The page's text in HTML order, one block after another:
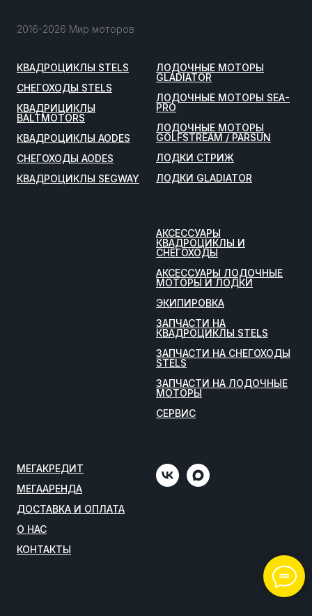
2016-2026 Мир моторов
КВАДРОЦИКЛЫ STELS
СНЕГОХОДЫ STELS
КВАДРИЦИКЛЫ
BALTMOTORS
КВАДРОЦИКЛЫ AODES
СНЕГОХОДЫ AODES
КВАДРОЦИКЛЫ SEGWAY
ЛОДОЧНЫЕ МОТОРЫ
GLADIATOR
ЛОДОЧНЫЕ МОТОРЫ SEA-
PRO
ЛОДОЧНЫЕ МОТОРЫ
GOLFSTREAM / PARSUN
ЛОДКИ СТРИЖ
ЛОДКИ GLADIATOR
АКСЕССУАРЫ
КВАДРОЦИКЛЫ И
СНЕГОХОДЫ
АКСЕССУАРЫ ЛОДОЧНЫЕ
МОТОРЫ И ЛОДКИ
ЭКИПИРОВКА
ЗАПЧАСТИ НА
КВАДРОЦИКЛЫ STELS
ЗАПЧАСТИ НА СНЕГОХОДЫ
STELS
ЗАПЧАСТИ НА ЛОДОЧНЫЕ
МОТОРЫ
СЕРВИС
МЕГАКРЕДИТ
МЕГААРЕНДА
ДОСТАВКА И ОПЛАТА
О НАС
КОНТАКТЫ